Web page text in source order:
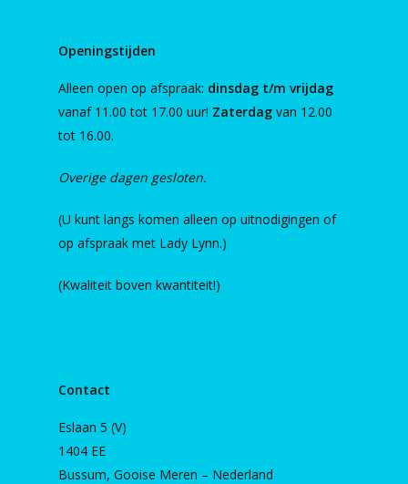
Openingstijden
Alleen open op afspraak: dinsdag t/m vrijdag
vanaf 11.00 tot 17.00 uur! Zaterdag van 12.00
tot 16.00.
Overige dagen gesloten.
(U kunt langs komen alleen op uitnodigingen of
op afspraak met Lady Lynn.)
(Kwaliteit boven kwantiteit!)
Contact
Eslaan 5 (V)
1404 EE
Bussum, Gooise Meren – Nederland